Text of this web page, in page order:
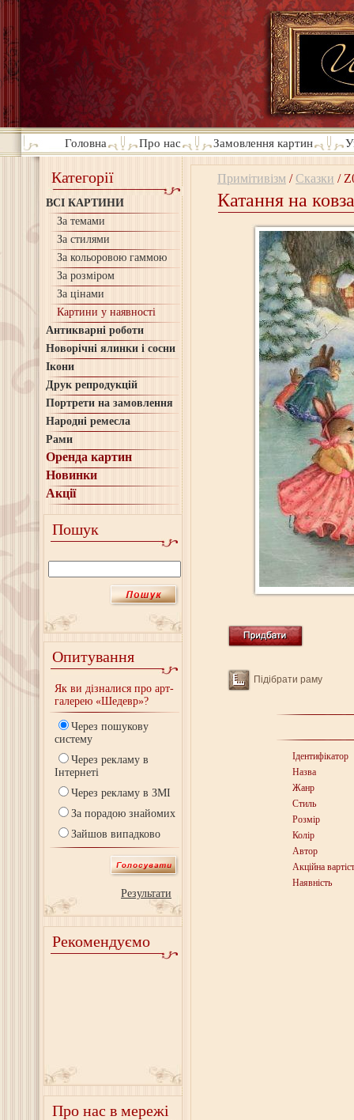
Головна Про нас Замовлення картин
Категорії
ВСІ КАРТИНИ
За темами
За стилями
За кольоровою гаммою
За розміром
За цінами
Картини у наявності
Антикварні роботи
Новорічні ялинки і сосни
Ікони
Друк репродукцій
Портрети на замовлення
Народні ремесла
Рами
Оренда картин
Новинки
Акції
Пошук
Опитування
Як ви дізналися про арт-
галерею «Шедевр»?
Через пошукову
систему
Через рекламу в
Інтернеті
Через рекламу в ЗМІ
За порадою знайомих
Зайшов випадково
Результати
Рекомендуємо
Про нас в мережі
Примітивізм /Сказки /
Катання на
Підібрати раму
Ідентифікатор
Назва
Жанр
Стиль
Розмір
Колір
Автор
Акційна
Наявність